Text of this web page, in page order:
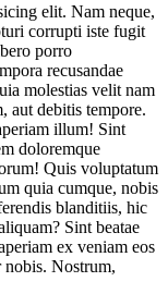
elit. Nam neque,
corrupti iste fugit
porro
recusandae
molestias velit nam
aut debitis tempore.
illum! Sint
doloremque
Quis voluptatum
quia cumque, nobis
blanditiis, hic
Sint beatae
ex veniam eos
nobis. Nostrum,